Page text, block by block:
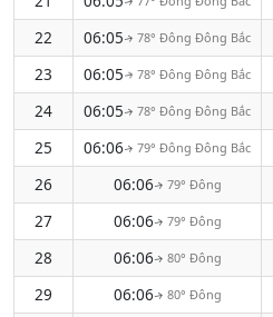
22
06:05↑ 78° Đông Đông Bắc
23
06:05↑ 78° Đông Đông Bắc
24
06:05↑ 78° Đông Đông Bắc
25
06:06↑ 79° Đông Đông Bắc
26
06:06↑ 79° Đông
27
06:06↑ 79° Đông
28
06:06↑ 80° Đông
29
06:06↑ 80° Đông